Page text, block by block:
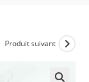
Produit suivant